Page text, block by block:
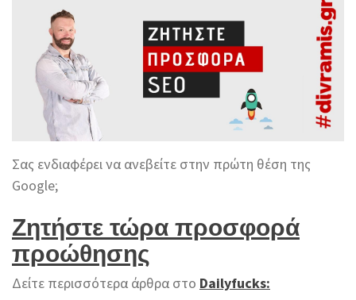
Σας ενδιαφέρει να ανεβείτε στην πρώτη θέση της
Google;
Ζητήστε τώρα προσφορά
προώθησης
Δείτε περισσότερα άρθρα στο Dailyfucks: